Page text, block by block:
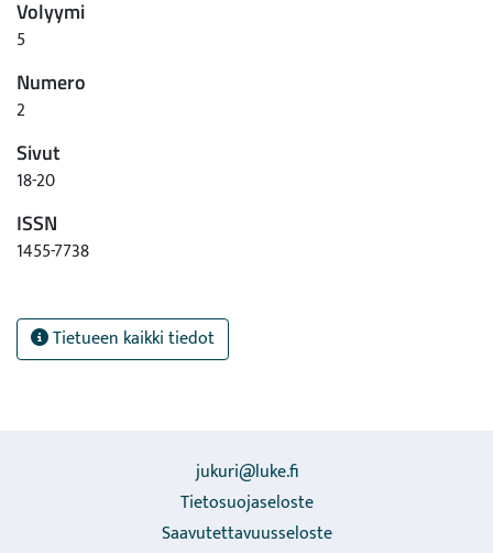
Volyymi
5
Numero
2
Sivut
18-20
ISSN
1455-7738
Tietueen kaikki tiedot
jukuri@luke.fi
Tietosuojaseloste
Saavutettavuusseloste